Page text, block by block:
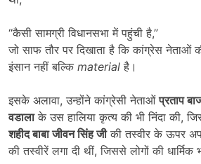
“कैसी सामग्री विधानसभा में पहुंची है,”
जो साफ तौर पर दिखाता है कि कांग्रेस नेताओं
इंसान नहीं बल्कि material है।
इसके अलावा, उन्होंने कांग्रेसी नेताओंप्रताप
वडालाके उस हालिया कृत्य की भी निंदा की,
शहीद बाबा जीवन सिंह जीकी तस्वीर के ऊपर
की तस्वीरें लगा दी थीं, जिससे लोगों की